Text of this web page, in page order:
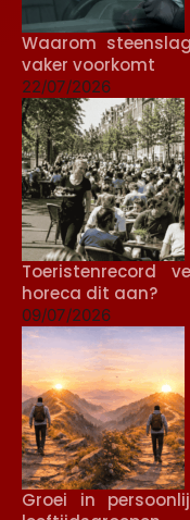
Waarom
vaker voorkomt
22/07/2026
Toeristenrecord
horeca dit aan?
09/07/2026
Groei in